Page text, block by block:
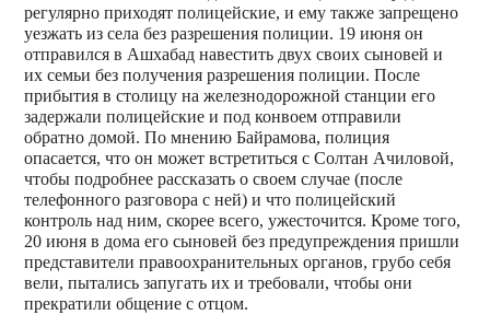
регулярно приходят полицейские, и ему также запрещено
уезжать из села без разрешения полиции. 19 июня он
отправился в Ашхабад навестить двух своих сыновей и
их семьи без получения разрешения полиции. После
прибытия в столицу на железнодорожной станции его
задержали полицейские и под конвоем отправили
обратно домой. По мнению Байрамова, полиция
опасается, что он может встретиться с Солтан Ачиловой,
чтобы подробнее рассказать о своем случае (после
телефонного разговора с ней) и что полицейский
контроль над ним, скорее всего, ужесточится. Кроме того,
20 июня в дома его сыновей без предупреждения пришли
представители правоохранительных органов, грубо себя
вели, пытались запугать их и требовали, чтобы они
прекратили общение с отцом.